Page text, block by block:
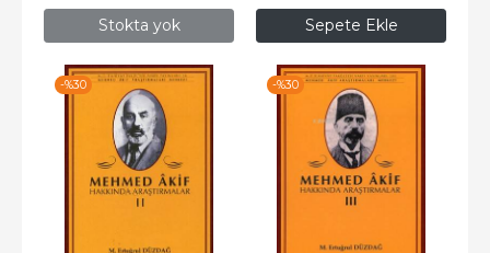
Stokta yok Sepete Ekle
-%30 -%30